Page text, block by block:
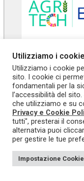
Utilizziamo i cookie
Utilizziamo i cookie
sito. I cookie ci
fondamentali per la
l’accessibilità del
che utilizziamo e su
Privacy e Cookie
tutti", presterai il
alternatvia puoi
per gestire le tue
Impostazione Cookie